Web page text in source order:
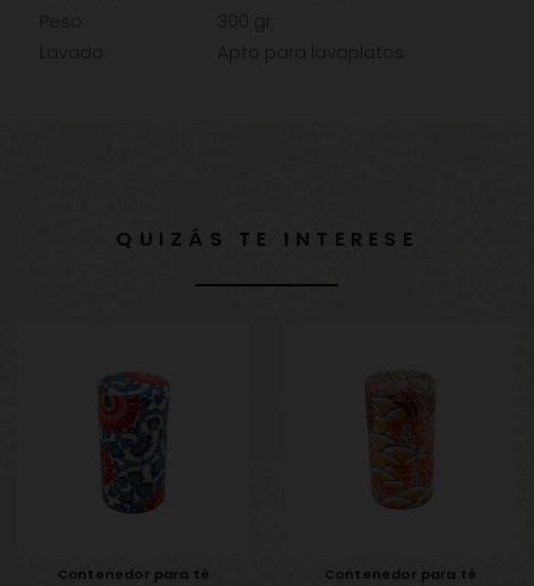
QUIZÁS TE INTERESE
Contenedor para té
Contenedor para té